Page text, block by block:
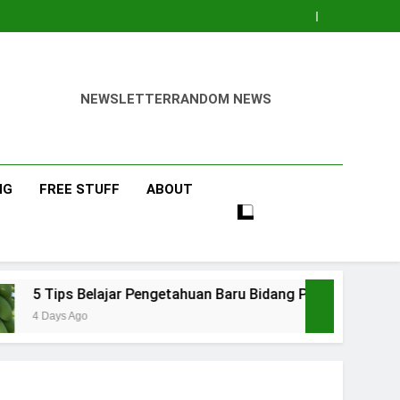
NEWSLETTERRANDOM NEWS
FREE STUFF ABOUT
Pengetahuan Baru Bidang Pertanian dan Peternakan